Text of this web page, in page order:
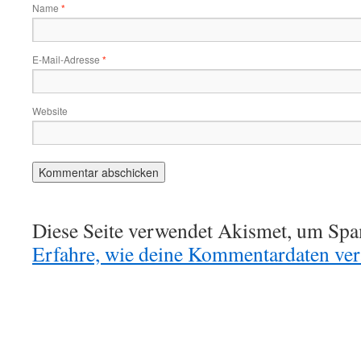
Name *
E-Mail-Adresse *
Website
Diese Seite verwendet Akismet, um
Erfahre, wie deine Kommentardaten